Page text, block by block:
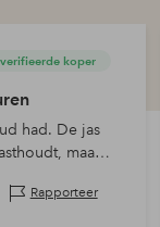
betalen
koper
had. De jas
maar
Rapporteer